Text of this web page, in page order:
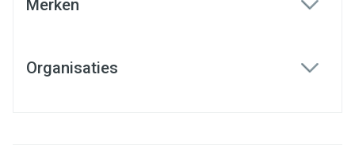
Merken
Organisaties